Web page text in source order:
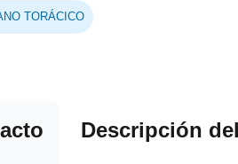
TORÁCICO
Descripción